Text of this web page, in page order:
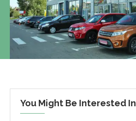
You Might Be Interested In